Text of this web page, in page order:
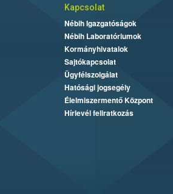
Kapcsolat
Nébih Igazgatóságok
Nébih Laboratóriumok
Kormányhivatalok
Sajtókapcsolat
Ügyfélszolgálat
Hatósági jogsegély
Élelmiszermentő Központ
Hírlevél feliratkozás